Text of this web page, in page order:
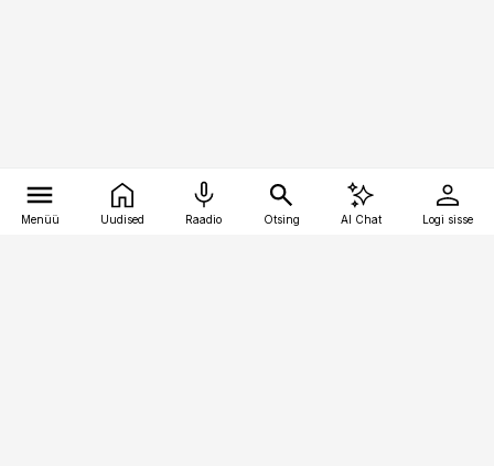
Menüü Uudised Raadio Otsing AI Chat Logi sisse